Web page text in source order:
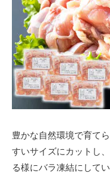
豊かな自然環境で育て
すいサイズにカットし
る様にバラ凍結にしてい